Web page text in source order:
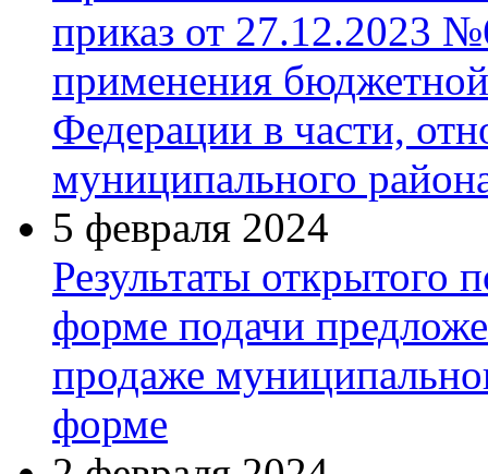
приказ от 27.12.2023
применения
Федерации в части,
муниципального
5 февраля 2024
Результаты открытого
форме подачи
продаже
форме